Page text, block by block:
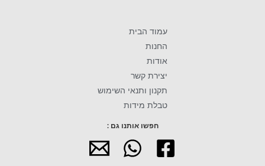
עמוד הבית
החנות
אודות
יצירת קשר
תקנון ותנאי השימוש
טבלת מידות
חפשו אותנו גם :